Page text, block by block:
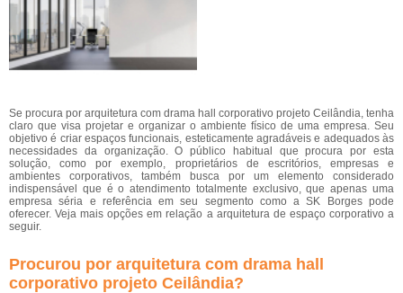
Se procura por arquitetura com drama hall corporativo projeto Ceilândia, tenha
claro que visa projetar e organizar o ambiente físico de uma empresa. Seu
objetivo é criar espaços funcionais, esteticamente agradáveis e adequados às
necessidades da organização. O público habitual que procura por esta
solução, como por exemplo, proprietários de escritórios, empresas e
ambientes corporativos, também busca por um elemento considerado
indispensável que é o atendimento totalmente exclusivo, que apenas uma
empresa séria e referência em seu segmento como a SK Borges pode
oferecer. Veja mais opções em relação a arquitetura de espaço corporativo a
seguir.
Procurou por arquitetura com drama hall
corporativo projeto Ceilândia?